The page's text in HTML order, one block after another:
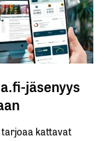
jäsenyys
kattavat